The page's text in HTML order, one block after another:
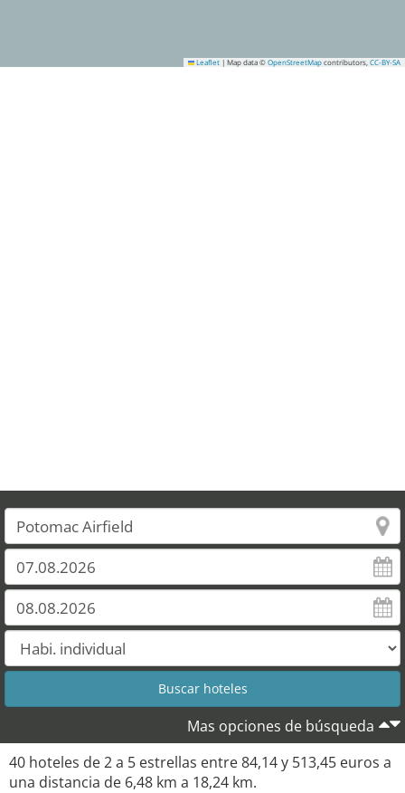
Leaflet | Map data © OpenStreetMap contributors, CC-BY-SA
Mas opciones de búsqueda
40 hoteles de 2 a 5 estrellas entre 84,14 y 513,45 euros a
una distancia de 6,48 km a 18,24 km.